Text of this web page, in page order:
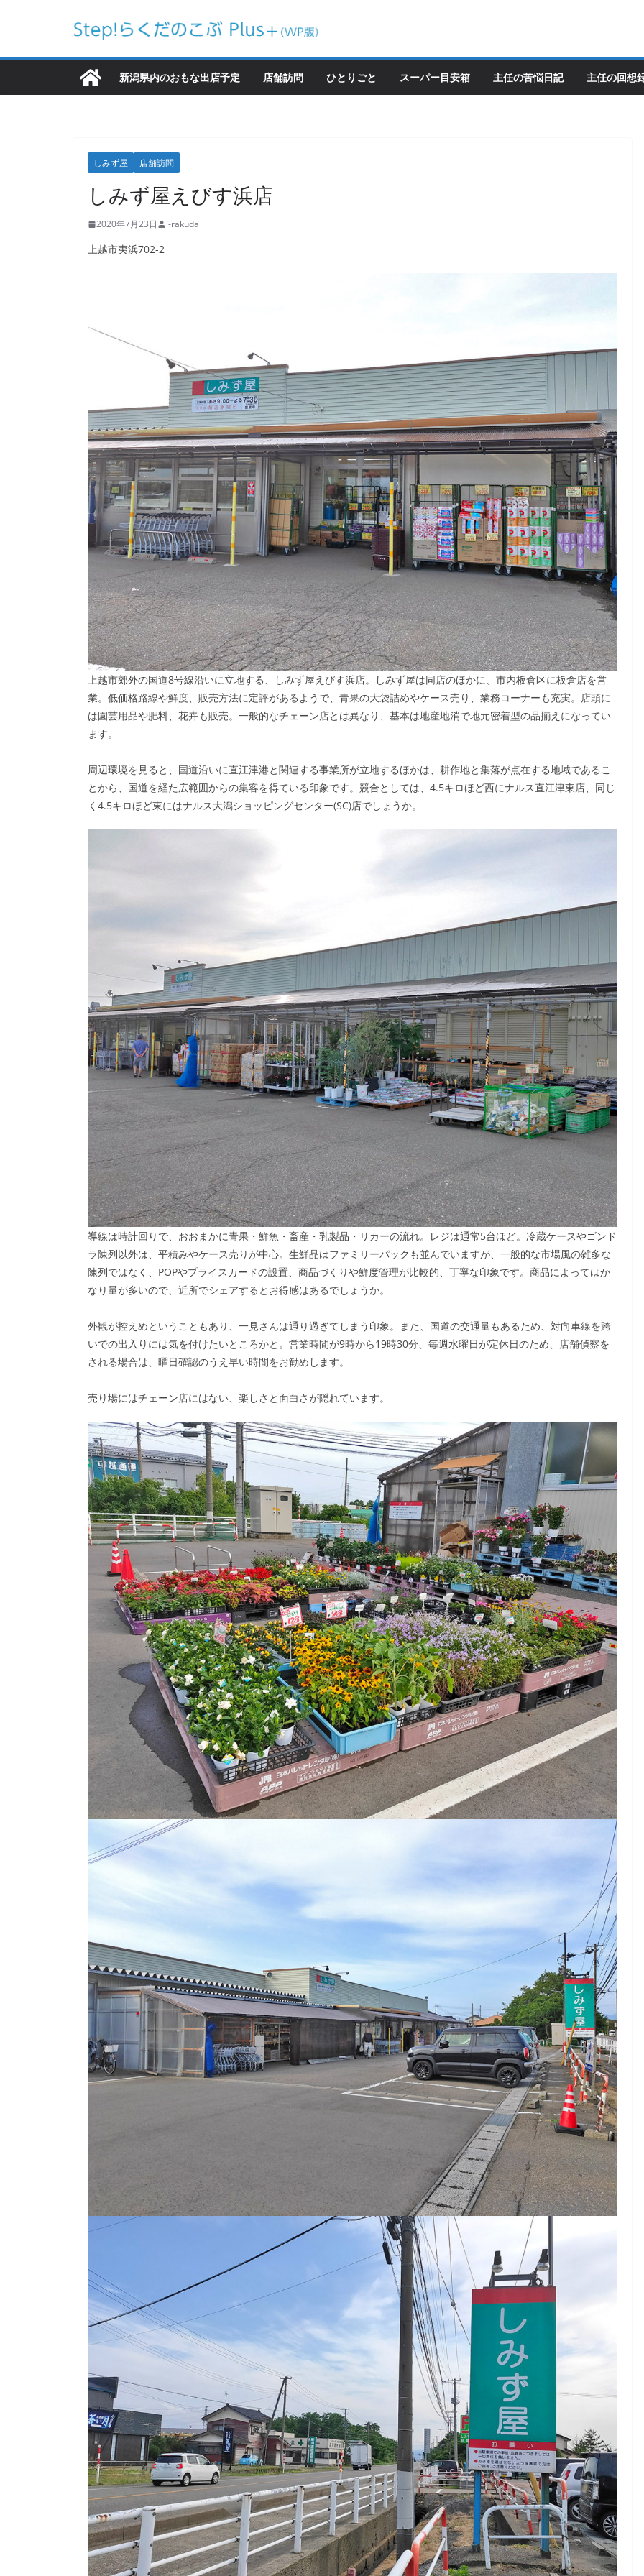
新潟県内のおもな出店予定 店舗訪問 ひとりごと スーパー目安箱 主任の苦悩日記 主任の回想
しみず屋 店舗訪問
しみず屋えびす浜店
2020年7月23日 j-rakuda
上越市夷浜702-2
上越市郊外の国道8号線沿いに立地する、しみず屋えびす浜店。しみず屋は同店のほかに、市内板倉区に板倉店を営
業。低価格路線や鮮度、販売方法に定評があるようで、青果の大袋詰めやケース売り、業務コーナーも充実。店頭に
は園芸用品や肥料、花卉も販売。一般的なチェーン店とは異なり、基本は地産地消で地元密着型の品揃えになってい
ます。
周辺環境を見ると、国道沿いに直江津港と関連する事業所が立地するほかは、耕作地と集落が点在する地域であるこ
とから、国道を経た広範囲からの集客を得ている印象です。競合としては、4.5キロほど西にナルス直江津東店、同じ
く4.5キロほど東にはナルス大潟ショッピングセンター(SC)店でしょうか。
導線は時計回りで、おおまかに青果・鮮魚・畜産・乳製品・リカーの流れ。レジは通常5台ほど。冷蔵ケースやゴンド
ラ陳列以外は、平積みやケース売りが中心。生鮮品はファミリーパックも並んでいますが、一般的な市場風の雑多な
陳列ではなく、POPやプライスカードの設置、商品づくりや鮮度管理が比較的、丁寧な印象です。商品によってはか
なり量が多いので、近所でシェアするとお得感はあるでしょうか。
外観が控えめということもあり、一見さんは通り過ぎてしまう印象。また、国道の交通量もあるため、対向車線を跨
いでの出入りには気を付けたいところかと。営業時間が9時から19時30分、毎週水曜日が定休日のため、店舗偵察を
される場合は、曜日確認のうえ早い時間をお勧めします。
売り場にはチェーン店にはない、楽しさと面白さが隠れています。